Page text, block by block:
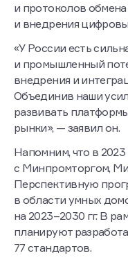
и протоколов
и внедрения
«У России есть
и промышленный
внедрения и
Объединив наши
развивать
рынки», — заявил он.
Напомним, что в
с Минпромторгом,
Перспективную
в области умных
на 2023–2030 гг. В
планируют
77 стандартов.